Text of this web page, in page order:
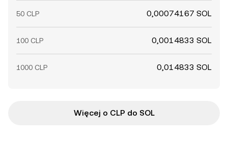
50 CLP 0,00074167 SOL
100 CLP 0,0014833 SOL
1000 CLP 0,014833 SOL
Więcej o CLP do SOL